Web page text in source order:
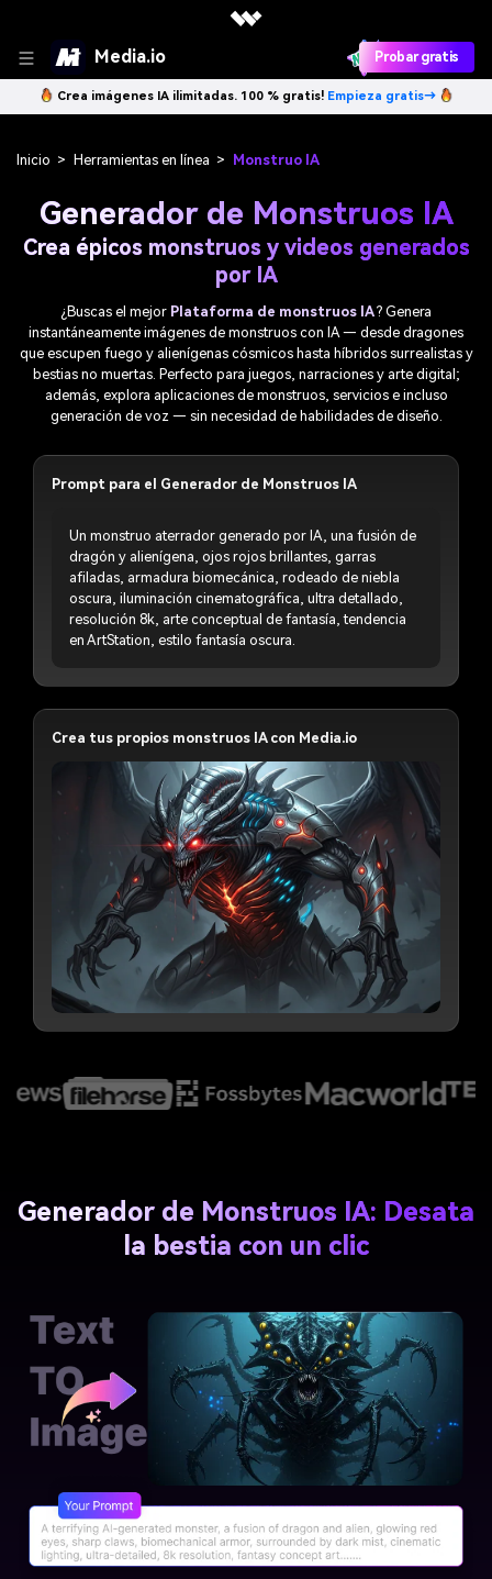
Media.io Probar gratis
Crea imágenes IA ilimitadas. 100 % gratis! Empieza gratis→
Inicio > Herramientas en línea > Monstruo IA
Generador de Monstruos IA
Crea épicos monstruos y videos generados
por IA
¿Buscas el mejor Plataforma de monstruos IA? Genera
instantáneamente imágenes de monstruos con IA — desde dragones
que escupen fuego y alienígenas cósmicos hasta híbridos surrealistas y
bestias no muertas. Perfecto para juegos, narraciones y arte digital;
además, explora aplicaciones de monstruos, servicios e incluso
generación de voz — sin necesidad de habilidades de diseño.
Prompt para el Generador de Monstruos IA
Un monstruo aterrador generado por IA, una fusión de
dragón y alienígena, ojos rojos brillantes, garras
afiladas, armadura biomecánica, rodeado de niebla
oscura, iluminación cinematográfica, ultra detallado,
resolución 8k, arte conceptual de fantasía, tendencia
en ArtStation, estilo fantasía oscura.
Crea tus propios monstruos IA con Media.io
Generador de Monstruos IA: Desata
la bestia con un clic